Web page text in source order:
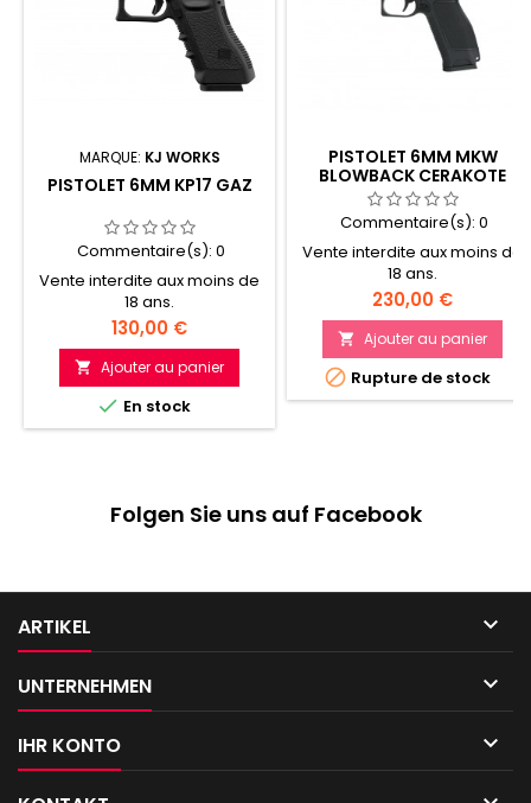
MARQUE: KJ WORKS
PISTOLET 6MM KP17 GAZ
Commentaire(s): 0
Vente interdite aux moins de
18 ans.
Prix
130,00 €
 Ajouter au panier
 En stock
PISTOLET 6MM MKW
BLOWBACK CERAKOTE
BROWN
Commentaire(s): 0
Vente interdite aux moins de
18 ans.
Prix
230,00 €
 Ajouter au panier
 Rupture de stock
Folgen Sie uns auf Facebook
ARTIKEL 
UNTERNEHMEN 
IHR KONTO 